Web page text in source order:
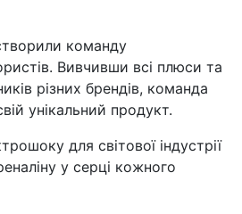
команду
Вивчивши всі плюси та
різних брендів, команда
унікальний продукт.
для світової індустрії
у серці кожного